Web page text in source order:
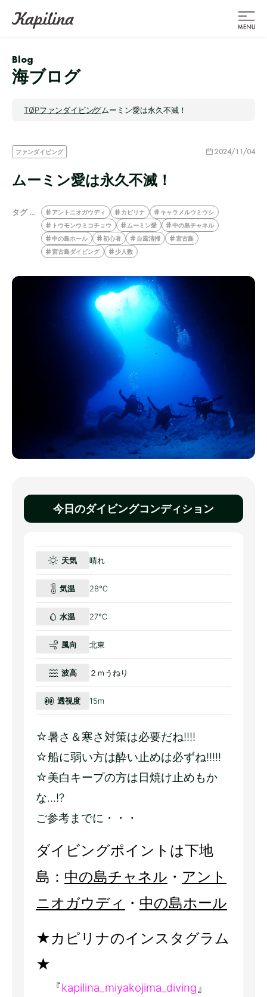
Blog
海ブログ
TOPファンダイビングムーミン愛は永久不滅！
ファンダイビング 2024/11/04
ムーミン愛は永久不滅！
タグ … アントニオガウディ カピリナ
キャラメルウミウシ
トウモンウミコチョウ
ムーミン愛
中の島チャネル
中の島ホール
初心者 台風清掃
宮古島
宮古島ダイビング
少人数
今日のダイビングコンディション
天気 晴れ
気温 28℃
水温 27℃
風向 北東
波高 ２ｍうねり
透視度 15m
☆暑さ＆寒さ対策は必要だね!!!!
☆船に弱い方は酔い止めは必ずね!!!!!
☆美白キープの方は日焼け止めもか
な...!?
ご参考までに・・・
ダイビングポイントは下地
島： 中の島チャネル ・ アント
ニオガウディ ・ 中の島ホール
★カピリナのインスタグラム
★
『kapilina_miyakojima_diving』